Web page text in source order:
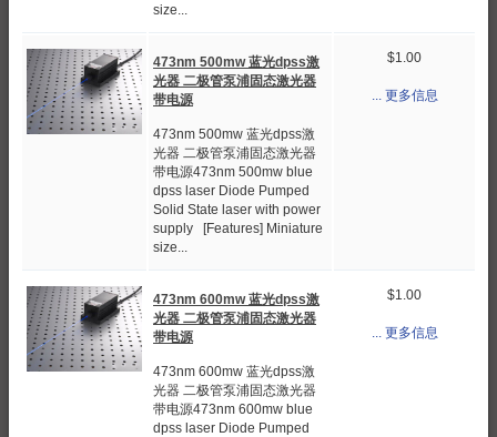
size...
473nm 500mw 蓝光dpss激
光器 二极管泵浦固态激光器
带电源
473nm 500mw 蓝光dpss激
光器 二极管泵浦固态激光器
带电源473nm 500mw blue
dpss laser Diode Pumped
Solid State laser with power
supply [Features] Miniature
size...
$1.00
... 更多信息
473nm 600mw 蓝光dpss激
光器 二极管泵浦固态激光器
带电源
473nm 600mw 蓝光dpss激
光器 二极管泵浦固态激光器
带电源473nm 600mw blue
dpss laser Diode Pumped
$1.00
... 更多信息